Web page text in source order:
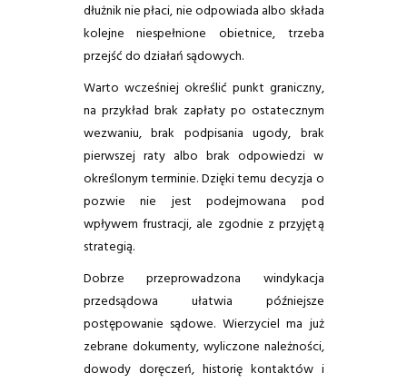
dłużnik nie płaci, nie odpowiada albo składa
kolejne niespełnione obietnice, trzeba
przejść do działań sądowych.
Warto wcześniej określić punkt graniczny,
na przykład brak zapłaty po ostatecznym
wezwaniu, brak podpisania ugody, brak
pierwszej raty albo brak odpowiedzi w
określonym terminie. Dzięki temu decyzja o
pozwie nie jest podejmowana pod
wpływem frustracji, ale zgodnie z przyjętą
strategią.
Dobrze przeprowadzona windykacja
przedsądowa ułatwia późniejsze
postępowanie sądowe. Wierzyciel ma już
zebrane dokumenty, wyliczone należności,
dowody doręczeń, historię kontaktów i